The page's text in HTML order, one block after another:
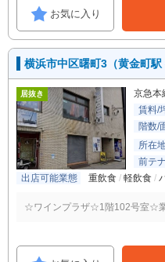
お気に入り
横浜市中区曙町3（黄金町
居抜き 京急本
賃料/
階数/
所在
前テ
出店可能業態
重飲食 軽飲食
☆ワインプラザ☆1階102号室☆業